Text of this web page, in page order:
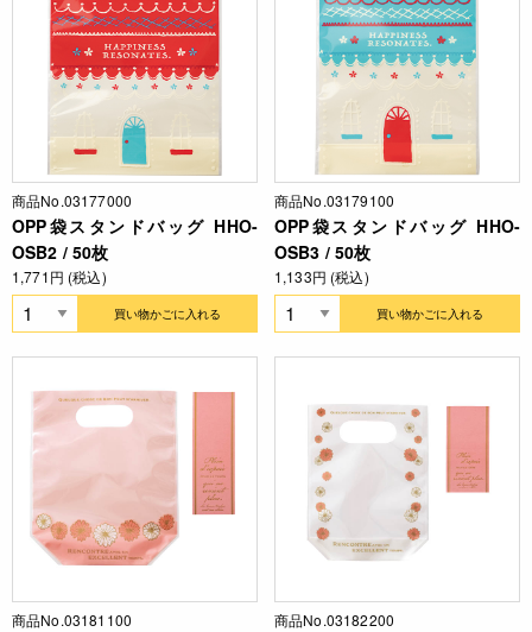
商品No.03177000
OPP袋スタンドバッグ HHO-
OSB2 / 50枚
1,771円 (税込)
買い物かごに入れる
商品No.03179100
OPP袋スタンドバッグ HHO-
OSB3 / 50枚
1,133円 (税込)
買い物かごに入れる
商品No.03181100 商品No.03182200